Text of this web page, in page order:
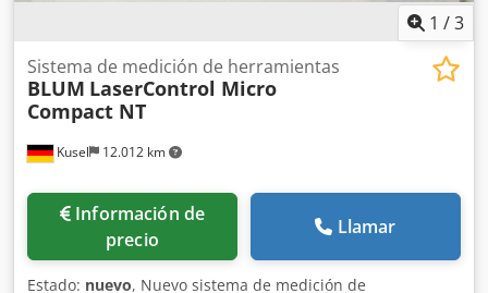
1 /3
Kusel 12.012 km
Sistema de medición de herramientas
BLUM LaserControl Micro
Compact NT
Información de
precio
Llamar
Estado: nuevo, Nuevo sistema de medición de